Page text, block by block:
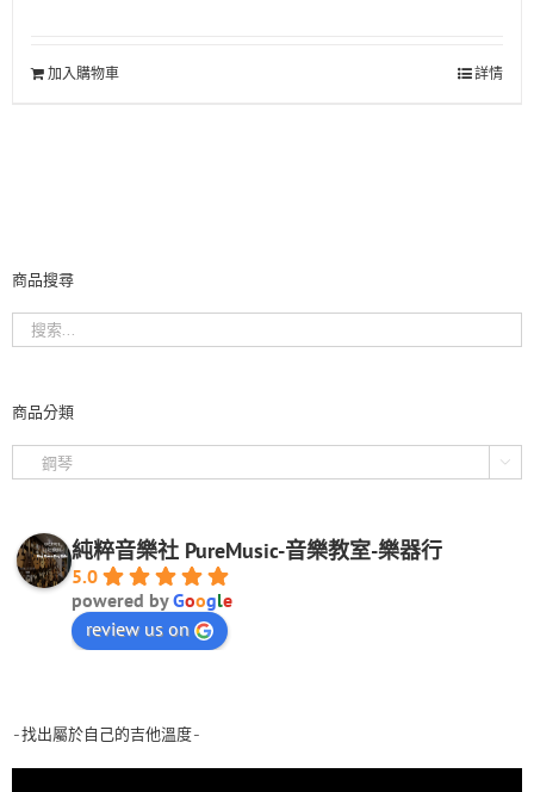
加入購物車 詳情
商品搜尋
商品分類

純粹音樂社 PureMusic-音樂教室-樂器行
5.0
powered byGoogle
review us on
-找出屬於自己的吉他溫度-